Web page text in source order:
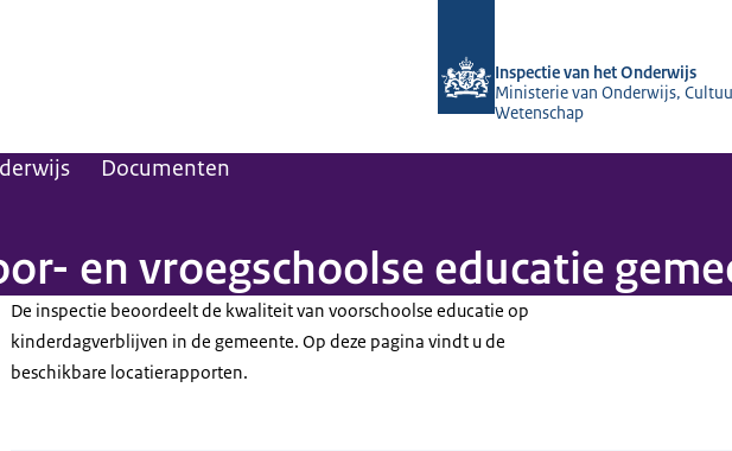
Inspectie van het Onderwijs
Ministerie van Onderwijs,
Wetenschap
Documenten
en vroegschoolse educatie
De inspectie beoordeelt de kwaliteit van voorschoolse educatie op
kinderdagverblijven in de gemeente. Op deze pagina vindt u de
beschikbare locatierapporten.